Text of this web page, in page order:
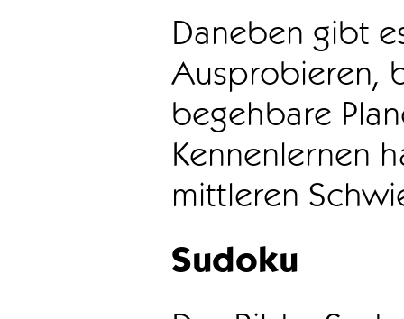
Daneben gibt
Ausprobieren,
begehbare
Kennenlernen
mittleren
Sudoku